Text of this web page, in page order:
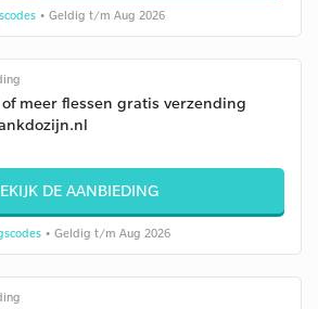
• Geldig t/m Aug 2026
of meer flessen gratis verzending
DE AANBIEDING
• Geldig t/m Aug 2026